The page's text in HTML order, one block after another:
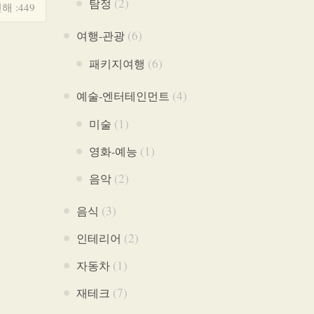
:449 탐정
여행-관광 (6)
패키지여행 (6)
예술-엔터테인먼트 (4)
미술 (1)
영화-예능 (1)
음악 (2)
음식 (3)
인테리어 (2)
자동차 (1)
재테크 (7)